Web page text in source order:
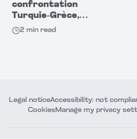
confrontation
Turquie-Grèce,
déclenchée par les F-
35 américains
2 min read
Legal noticeAccessibility: not
CookiesManage my privacy